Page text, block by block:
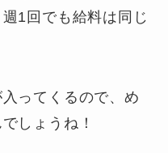
1回でも給料は同じ
ってくるので、め
しょうね！